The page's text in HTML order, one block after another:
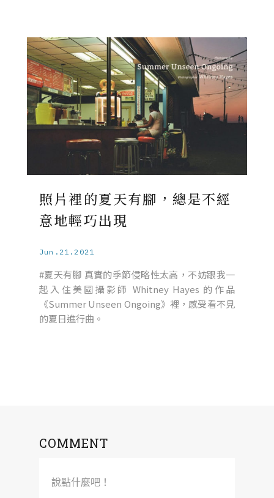
照片裡的夏天有腳，總是不經
意地輕巧出現
Jun.21.2021
#夏天有腳 真實的季節侵略性太高，不妨跟我一
起入住美國攝影師 Whitney Hayes 的作品
《Summer Unseen Ongoing》裡，感受看不見
的夏日進行曲。
COMMENT
說點什麼吧！